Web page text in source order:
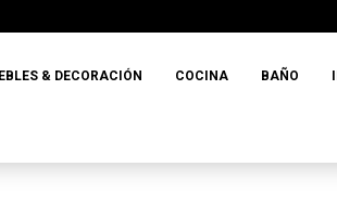
& DECORACIÓN COCINA BAÑO